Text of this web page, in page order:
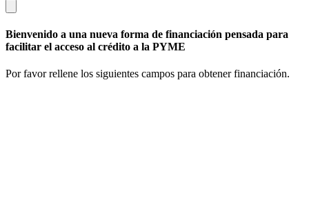
Bienvenido a una nueva forma de financiación pensada para
facilitar el acceso al crédito a la PYME
Por favor rellene los siguientes campos para obtener financiación.